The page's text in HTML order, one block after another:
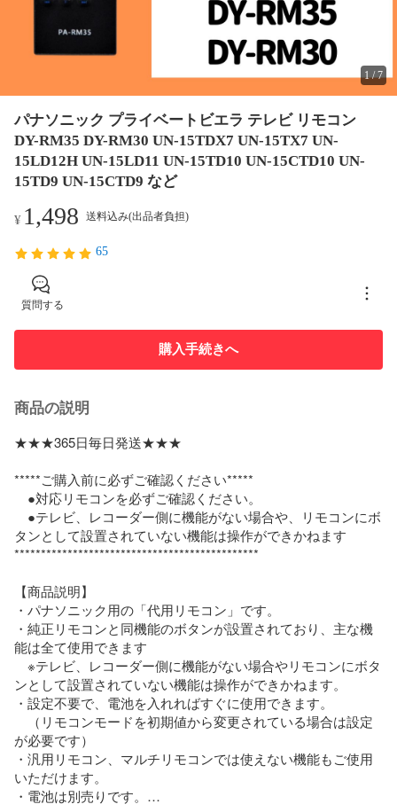
1/7
パナソニック プライベートビエラ テレビ リモコン
DY-RM35 DY-RM30 UN-15TDX7 UN-15TX7 UN-
15LD12H UN-15LD11 UN-15TD10 UN-15CTD10 UN-
15TD9 UN-15CTD9 など
¥ 1,498 送料込み(出品者負担)
65
質問する
購入手続きへ
商品の説明
★★★365日毎日発送★★★
*****ご購入前に必ずご確認ください*****
●対応リモコンを必ずご確認ください。
●テレビ、レコーダー側に機能がない場合や、リモコンにボ
タンとして設置されていない機能は操作ができかねます
**********************************************
【商品説明】
・パナソニック用の「代用リモコン」です。
・純正リモコンと同機能のボタンが設置されており、主な機
能は全て使用できます
※テレビ、レコーダー側に機能がない場合やリモコンにボタ
ンとして設置されていない機能は操作ができかねます。
・設定不要で、電池を入れればすぐに使用できます。
（リモコンモードを初期値から変更されている場合は設定
が必要です）
・汎用リモコン、マルチリモコンでは使えない機能もご使用
いただけます。
・電池は別売りです。